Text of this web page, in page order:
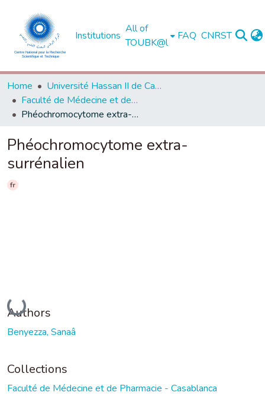
Institutions
All of
TOUBK@l
FAQ CNRST
Home
Université Hassan II de Casablanca
Faculté de Médecine et de Pharmacie - Casablanca
Phéochromocytome extra-surrénalien
Phéochromocytome extra-
surrénalien
fr
Loading...
Authors
Benyezza, Sanaâ
Collections
Faculté de Médecine et de Pharmacie - Casablanca